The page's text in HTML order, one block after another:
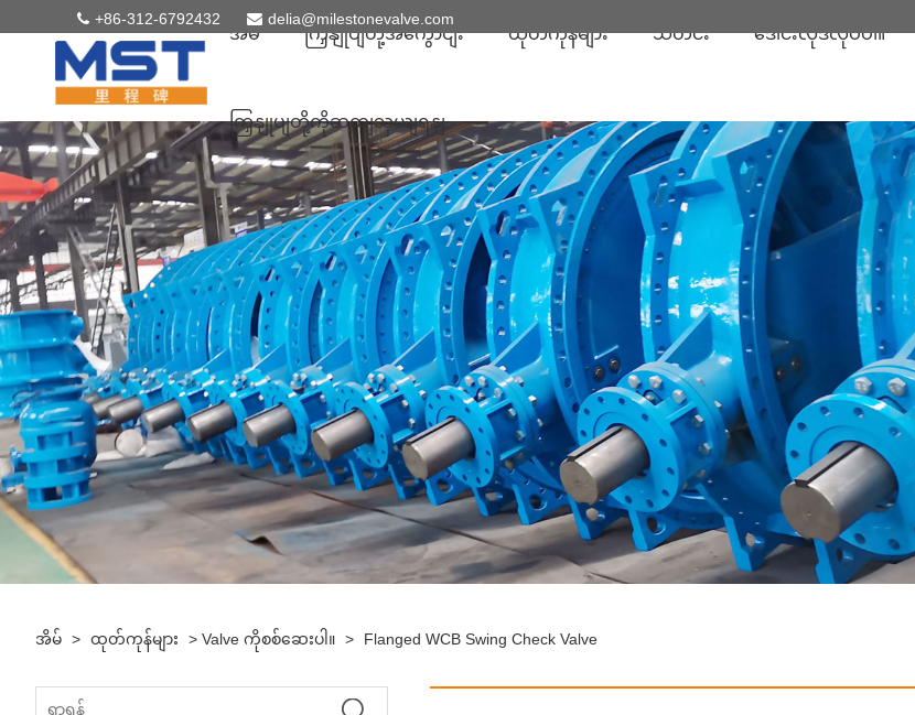
+86-312-6792432 delia@milestonevalve.com
အိမ် ကြှနျုပျတို့အကွောငျး ထုတ်ကုန်များ သတင်း ဒေါင်းလုဒ်လုပ်ပါ။
ကြှနျုပျတို့ကိုဆကျသှယျရနျ
အိမ် > ထုတ်ကုန်များ > Valve ကိုစစ်ဆေးပါ။ > Flanged WCB Swing Check Valve